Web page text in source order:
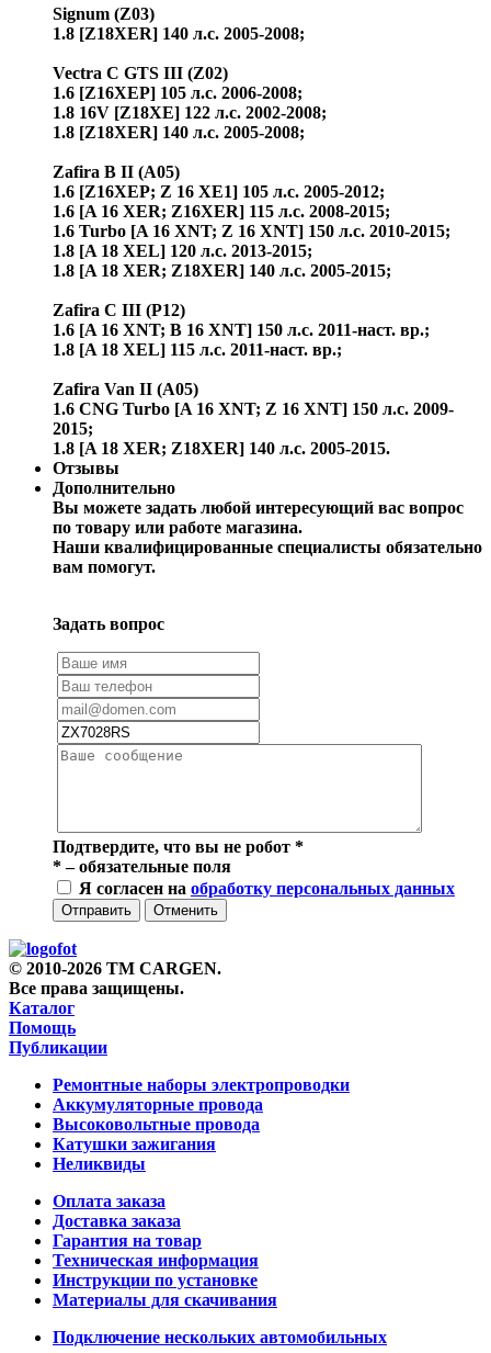
Signum (Z03)
1.8 [Z18XER] 140 л.с. 2005-2008;
Vectra C GTS III (Z02)
1.6 [Z16XEP] 105 л.с. 2006-2008;
1.8 16V [Z18XE] 122 л.с. 2002-2008;
1.8 [Z18XER] 140 л.с. 2005-2008;
Zafira B II (A05)
1.6 [Z16XEP; Z 16 XE1] 105 л.с. 2005-2012;
1.6 [A 16 XER; Z16XER] 115 л.с. 2008-2015;
1.6 Turbo [A 16 XNT; Z 16 XNT] 150 л.с. 2010-2015;
1.8 [A 18 XEL] 120 л.с. 2013-2015;
1.8 [A 18 XER; Z18XER] 140 л.с. 2005-2015;
Zafira C III (P12)
1.6 [A 16 XNT; B 16 XNT] 150 л.с. 2011-наст. вр.;
1.8 [A 18 XEL] 115 л.с. 2011-наст. вр.;
Zafira Van II (A05)
1.6 CNG Turbo [A 16 XNT; Z 16 XNT] 150 л.с. 2009-
2015;
1.8 [A 18 XER; Z18XER] 140 л.с. 2005-2015.
Отзывы
Дополнительно
Вы можете задать любой интересующий вас вопрос
по товару или работе магазина.
Наши квалифицированные специалисты обязательно
вам помогут.
Задать вопрос
Подтвердите, что вы не робот *
*– обязательные поля
Я согласен на обработку персональных данных
Отправить Отменить
© 2010-2026 TM CARGEN.
Все права защищены.
Каталог
Помощь
Публикации
Ремонтные наборы электропроводки
Аккумуляторные провода
Высоковольтные провода
Катушки зажигания
Неликвиды
Оплата заказа
Доставка заказа
Гарантия на товар
Техническая информация
Инструкции по установке
Материалы для скачивания
Подключение нескольких автомобильных